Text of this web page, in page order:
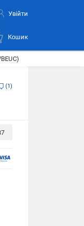
Увійти
Кошик
1